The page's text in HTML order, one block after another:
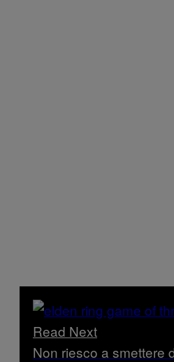
Read Next
Non riesco a smettere